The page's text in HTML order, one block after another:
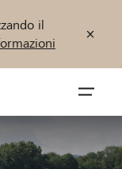
il
öffnen